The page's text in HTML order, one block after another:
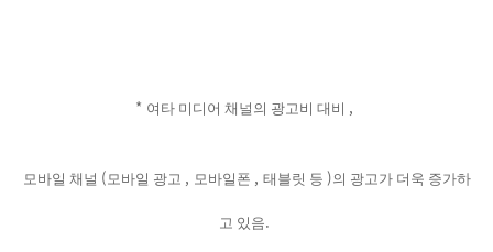
* 여타 미디어 채널의 광고비 대비 ,
모바일 채널 ( 모바일 광고 , 모바일폰 , 태블릿 등 )의 광고가 더욱 증가하
고 있음.